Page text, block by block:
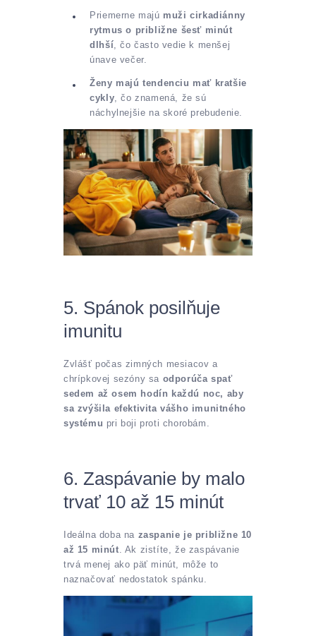
Priemerne majú muži cirkadiánny
rytmus o približne šesť minút
dlhší , čo často vedie k menšej
únave večer.
Ženy majú tendenciu mať kratšie
cykly, čo znamená, že sú
náchylnejšie na skoré prebudenie.
5. Spánok posilňuje
imunitu
Zvlášť počas zimných mesiacov a
chrípkovej sezóny sa odporúča spať
sedem až osem hodín každú noc, aby
sa zvýšila efektivita vášho imunitného
systému pri boji proti chorobám.
6. Zaspávanie by malo
trvať 10 až 15 minút
Ideálna doba na zaspanie je približne 10
až 15 minút . Ak zistíte, že zaspávanie
trvá menej ako päť minút, môže to
naznačovať nedostatok spánku.